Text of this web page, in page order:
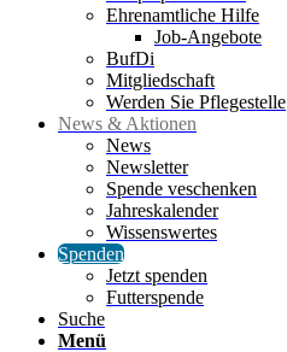
Ehrenamtliche Hilfe
Job-Angebote
BufDi
Mitgliedschaft
Werden Sie Pflegestelle
News & Aktionen
News
Newsletter
Spende veschenken
Jahreskalender
Wissenswertes
Spenden
Jetzt spenden
Futterspende
Suche
Menü